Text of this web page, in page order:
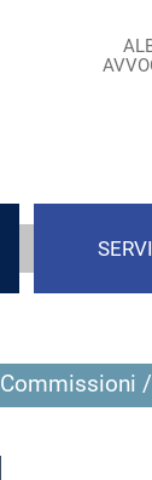
Commissioni /